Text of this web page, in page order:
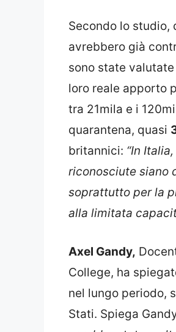
Secondo lo studio,
avrebbero già
sono state
loro reale apporto
tra 21mila e i
quarantena, quasi
britannici: “In
riconosciute siano
soprattutto per la
alla limitata
Axel Gandy,
College, ha
nel lungo periodo,
Stati. Spiega